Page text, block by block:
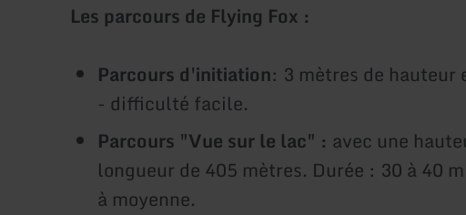
Les parcours de Flying Fox :
Parcours d'initiation: 3 mètres de
- difficulté facile.
Parcours "Vue sur le lac" : avec une
longueur de 405 mètres. Durée : 30 à 40
à moyenne.